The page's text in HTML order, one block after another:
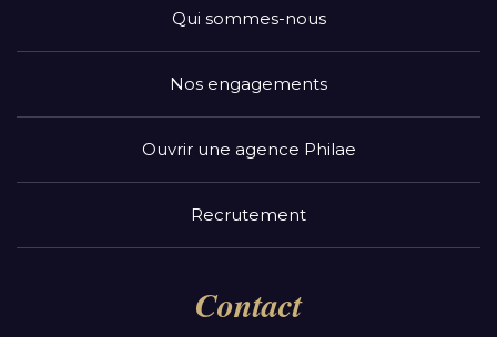
Qui sommes-nous
Nos engagements
Ouvrir une agence Philae
Recrutement
Contact